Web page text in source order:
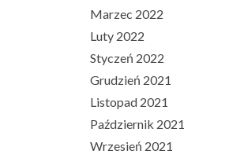
Marzec 2022
Luty 2022
Styczeń 2022
Grudzień 2021
Listopad 2021
Październik 2021
Wrzesień 2021